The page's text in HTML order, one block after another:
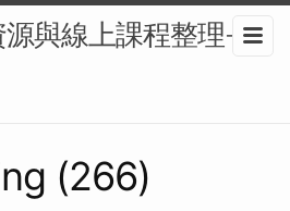
與線上課程整理-
(266)